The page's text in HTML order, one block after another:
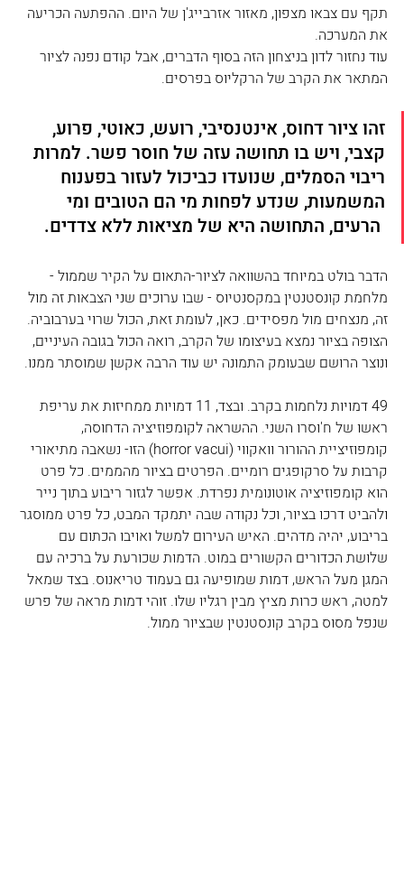
תקף עם צבאו מצפון, מאזור אזרבייג'ן של היום. ההפתעה הכריעה
את המערכה.
עוד נחזור לדון בניצחון הזה בסוף הדברים, אבל קודם נפנה לציור
המתאר את הקרב של הרקליוס בפרסים.
זהו ציור דחוס, אינטנסיבי, רועש, כאוטי, פרוע,
קצבי, ויש בו תחושה עזה של חוסר פשר. למרות
ריבוי הסמלים, שנועדו כביכול לעזור בפענוח
המשמעות, שנדע לפחות מי הם הטובים ומי
הרעים, התחושה היא של מציאות ללא צדדים.
הדבר בולט במיוחד בהשוואה לציור-התאום על הקיר שממול -
מלחמת קונסטנטין במקסנטיוס - שבו ערוכים שני הצבאות זה מול
זה, מנצחים מול מפסידים. כאן, לעומת זאת, הכול שרוי בערבוביה.
הצופה בציור נמצא בעיצומו של הקרב, רואה הכול בגובה העיניים,
ונוצר הרושם שבעומק התמונה יש עוד הרבה אקשן שמוסתר ממנו.
49 דמויות נלחמות בקרב. ובצד, 11 דמויות ממחיזות את עריפת
ראשו של ח'וסרו השני. ההשראה לקומפוזיציה הדחוסה,
קומפוזיציית ההורור וואקווי (horror vacui) הזו- נשאבה מתיאורי
קרבות על סרקופגים רומיים. הפרטים בציור מהממים. כל פרט
הוא קומפוזיציה אוטונומית נפרדת. אפשר לגזור ריבוע בתוך נייר
ולהביט דרכו בציור, וכל נקודה שבה יתמקד המבט, כל פרט ממוסגר
בריבוע, יהיה מדהים. האיש העירום למשל ואויבו הכתום עם
שלושת הכדורים הקשורים במוט. הדמות שכורעת על ברכיה עם
המגן מעל הראש, דמות שמופיעה גם בעמוד טריאנוס. בצד שמאל
למטה, ראש כרות מציץ מבין רגליו שלו. זוהי דמות מראה של פרש
שנפל מסוס בקרב קונסטנטין שבציור ממול.